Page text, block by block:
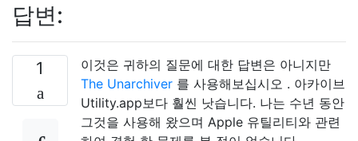
답변:
1
이것은 귀하의 질문에 대한 답변은 아니지만
The Unarchiver 를 사용해보십시오 . 아카이브
Utility.app보다 훨씬 낫습니다. 나는 수년 동안
그것을 사용해 왔으며 Apple 유틸리티와 관련